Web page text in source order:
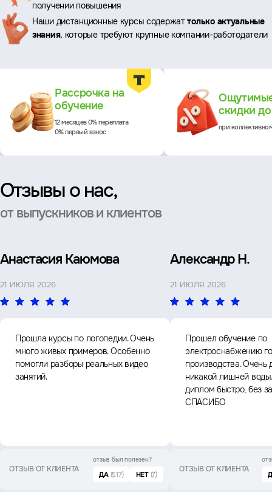
получении повышения
Наши дистанционные курсы содержаттолько актуальные
знания, которые требуют крупные компании-работодатели
Рассрочка на
обучение
12 месяцев 0% переплата
0% первый взнос
скидки
при
Отзывы о нас,
от выпускников и клиентов
Анастасия Каюмова
21 ИЮЛЯ 2026
Прошла курсы по логопедии. Очень
много живых примеров. Особенно
помогли разборы реальных видео
занятий.
ОТЗЫВ ОТ КЛИЕНТА
отзыв был полезен?
ДА (517) НЕТ (7)
Александр Н.
21 ИЮЛЯ 2026
Прошел обучение по
электроснабжению
производства. Очень
никакой лишней
диплом быстро, без
СПАСИБО
ОТЗЫВ ОТ КЛИЕНТА